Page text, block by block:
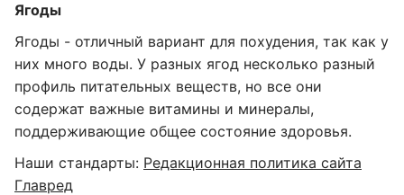
Ягоды
Ягоды - отличный вариант для похудения, так как у
них много воды. У разных ягод несколько разный
профиль питательных веществ, но все они
содержат важные витамины и минералы,
поддерживающие общее состояние здоровья.
Наши стандарты: Редакционная политика сайта
Главред